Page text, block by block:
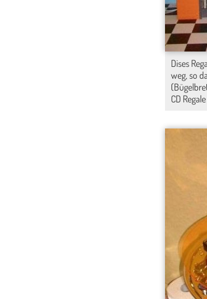
Dises
weg, so
CD